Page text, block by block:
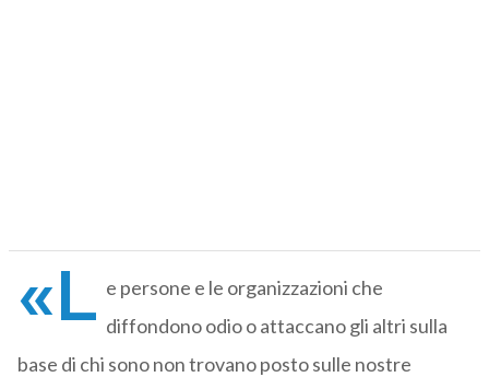
«L e persone e le organizzazioni che
diffondono odio o attaccano gli altri sulla
base di chi sono non trovano posto sulle nostre